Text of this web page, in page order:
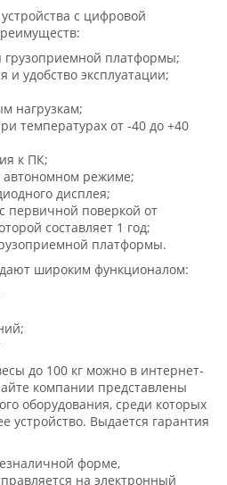
с цифровой
грузоприемной платформы;
и удобство эксплуатации;
нагрузкам;
температурах от -40 до +40
к ПК;
автономном режиме;
дисплея;
первичной поверкой от
составляет 1 год;
платформы.
широким функционалом:
до 100 кг можно в интернет-
компании представлены
оборудования, среди которых
устройство. Выдается гарантия
форме,
на электронный